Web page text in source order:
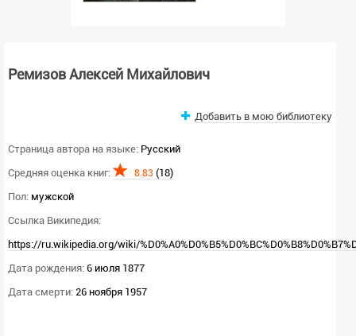
Ремизов Алексей Михайлович
Добавить в мою библиотеку
Страница автора на языке: Русский
Средняя оценка книг:
8.83 (18)
Пол: мужской
Ссылка Википедия:
https://ru.wikipedia.org/wiki/
Дата рождения: 6 июля 1877
Дата смерти: 26 ноября 1957